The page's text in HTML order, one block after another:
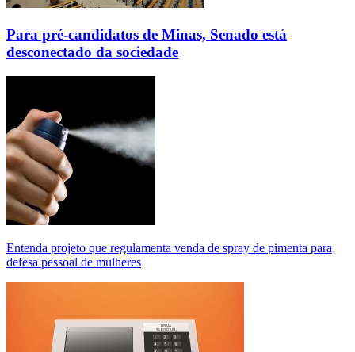
Para pré-candidatos de Minas, Senado está
desconectado da sociedade
Entenda projeto que regulamenta venda de spray de pimenta para
defesa pessoal de mulheres